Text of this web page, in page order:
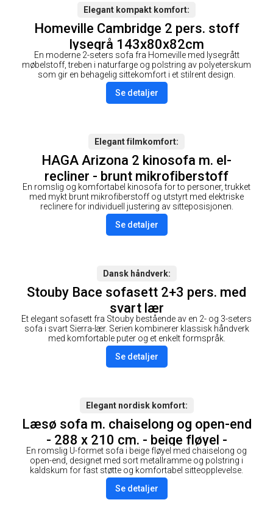
Elegant kompakt komfort
Homeville Cambridge 2 pers. stoff
lysegrå 143x80x82cm
En moderne 2-seters sofa fra Homeville med lysegrått
møbelstoff, treben i naturfarge og polstring av polyeterskum
som gir en behagelig sittekomfort i et stilrent design.
Se detaljer
Elegant filmkomfort
HAGA Arizona 2 kinosofa m. el-
recliner - brunt mikrofiberstoff
En romslig og komfortabel kinosofa for to personer, trukket
med mykt brunt mikrofiberstoff og utstyrt med elektriske
reclinere for individuell justering av sitteposisjonen.
Se detaljer
Dansk håndverk
Stouby Bace sofasett 2+3 pers. med
svart lær
Et elegant sofasett fra Stouby bestående av en 2- og 3-seters
sofa i svart Sierra-lær. Serien kombinerer klassisk håndverk
med komfortable puter og et enkelt formspråk.
Se detaljer
Elegant nordisk komfort
Læsø sofa m. chaiselong og open-end
- 288 x 210 cm. - beige fløyel -
Høyrevendt
En romslig U-formet sofa i beige fløyel med chaiselong og
open-end, designet med sort metallramme og polstring i
kaldskum for fast støtte og komfortabel sitteopplevelse.
Se detaljer